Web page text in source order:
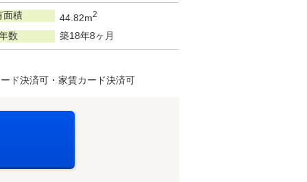
面積 44.82m2
数 築18年8ヶ月
ド決済可・家賃カード決済可